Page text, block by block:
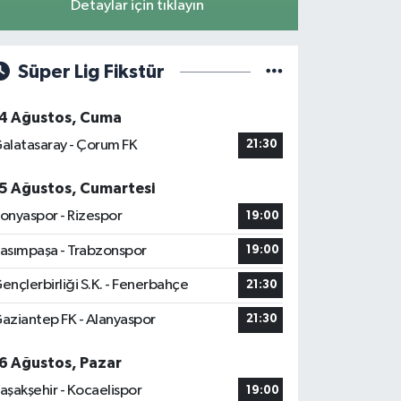
Detaylar için tıklayın
Süper Lig Fikstür
Ağustos, Cuma
- Çorum FK
21:30
Ağustos, Cumartesi
- Rizespor
19:00
- Trabzonspor 19:00
S.K. - Fenerbahçe 21:30
FK - Alanyaspor 21:30
Ağustos, Pazar
- Kocaelispor
19:00